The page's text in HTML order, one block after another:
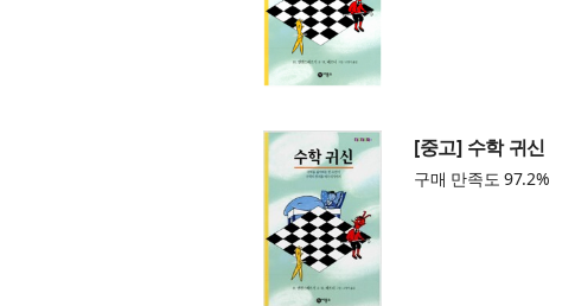
[중고] 수학 귀신
구매 만족도 97.2%